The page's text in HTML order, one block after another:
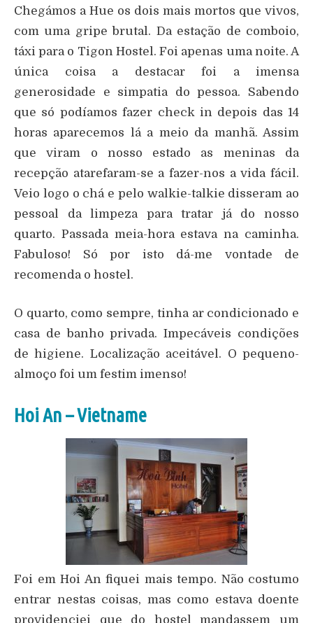
Chegámos a Hue os dois mais mortos que vivos,
com uma gripe brutal. Da estação de comboio,
táxi para o Tigon Hostel. Foi apenas uma noite. A
única coisa a destacar foi a imensa
generosidade e simpatia do pessoa. Sabendo
que só podíamos fazer check in depois das 14
horas aparecemos lá a meio da manhã. Assim
que viram o nosso estado as meninas da
recepção atarefaram-se a fazer-nos a vida fácil.
Veio logo o chá e pelo walkie-talkie disseram ao
pessoal da limpeza para tratar já do nosso
quarto. Passada meia-hora estava na caminha.
Fabuloso! Só por isto dá-me vontade de
recomenda o hostel.
O quarto, como sempre, tinha ar condicionado e
casa de banho privada. Impecáveis condições
de higiene. Localização aceitável. O pequeno-
almoço foi um festim imenso!
Hoi An – Vietname
Foi em Hoi An fiquei mais tempo. Não costumo
entrar nestas coisas, mas como estava doente
providenciei que do hostel mandassem um